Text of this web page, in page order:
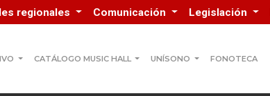
regionales Comunicación Legislación
CATÁLOGO MUSIC HALL UNÍSONO FONOTECA